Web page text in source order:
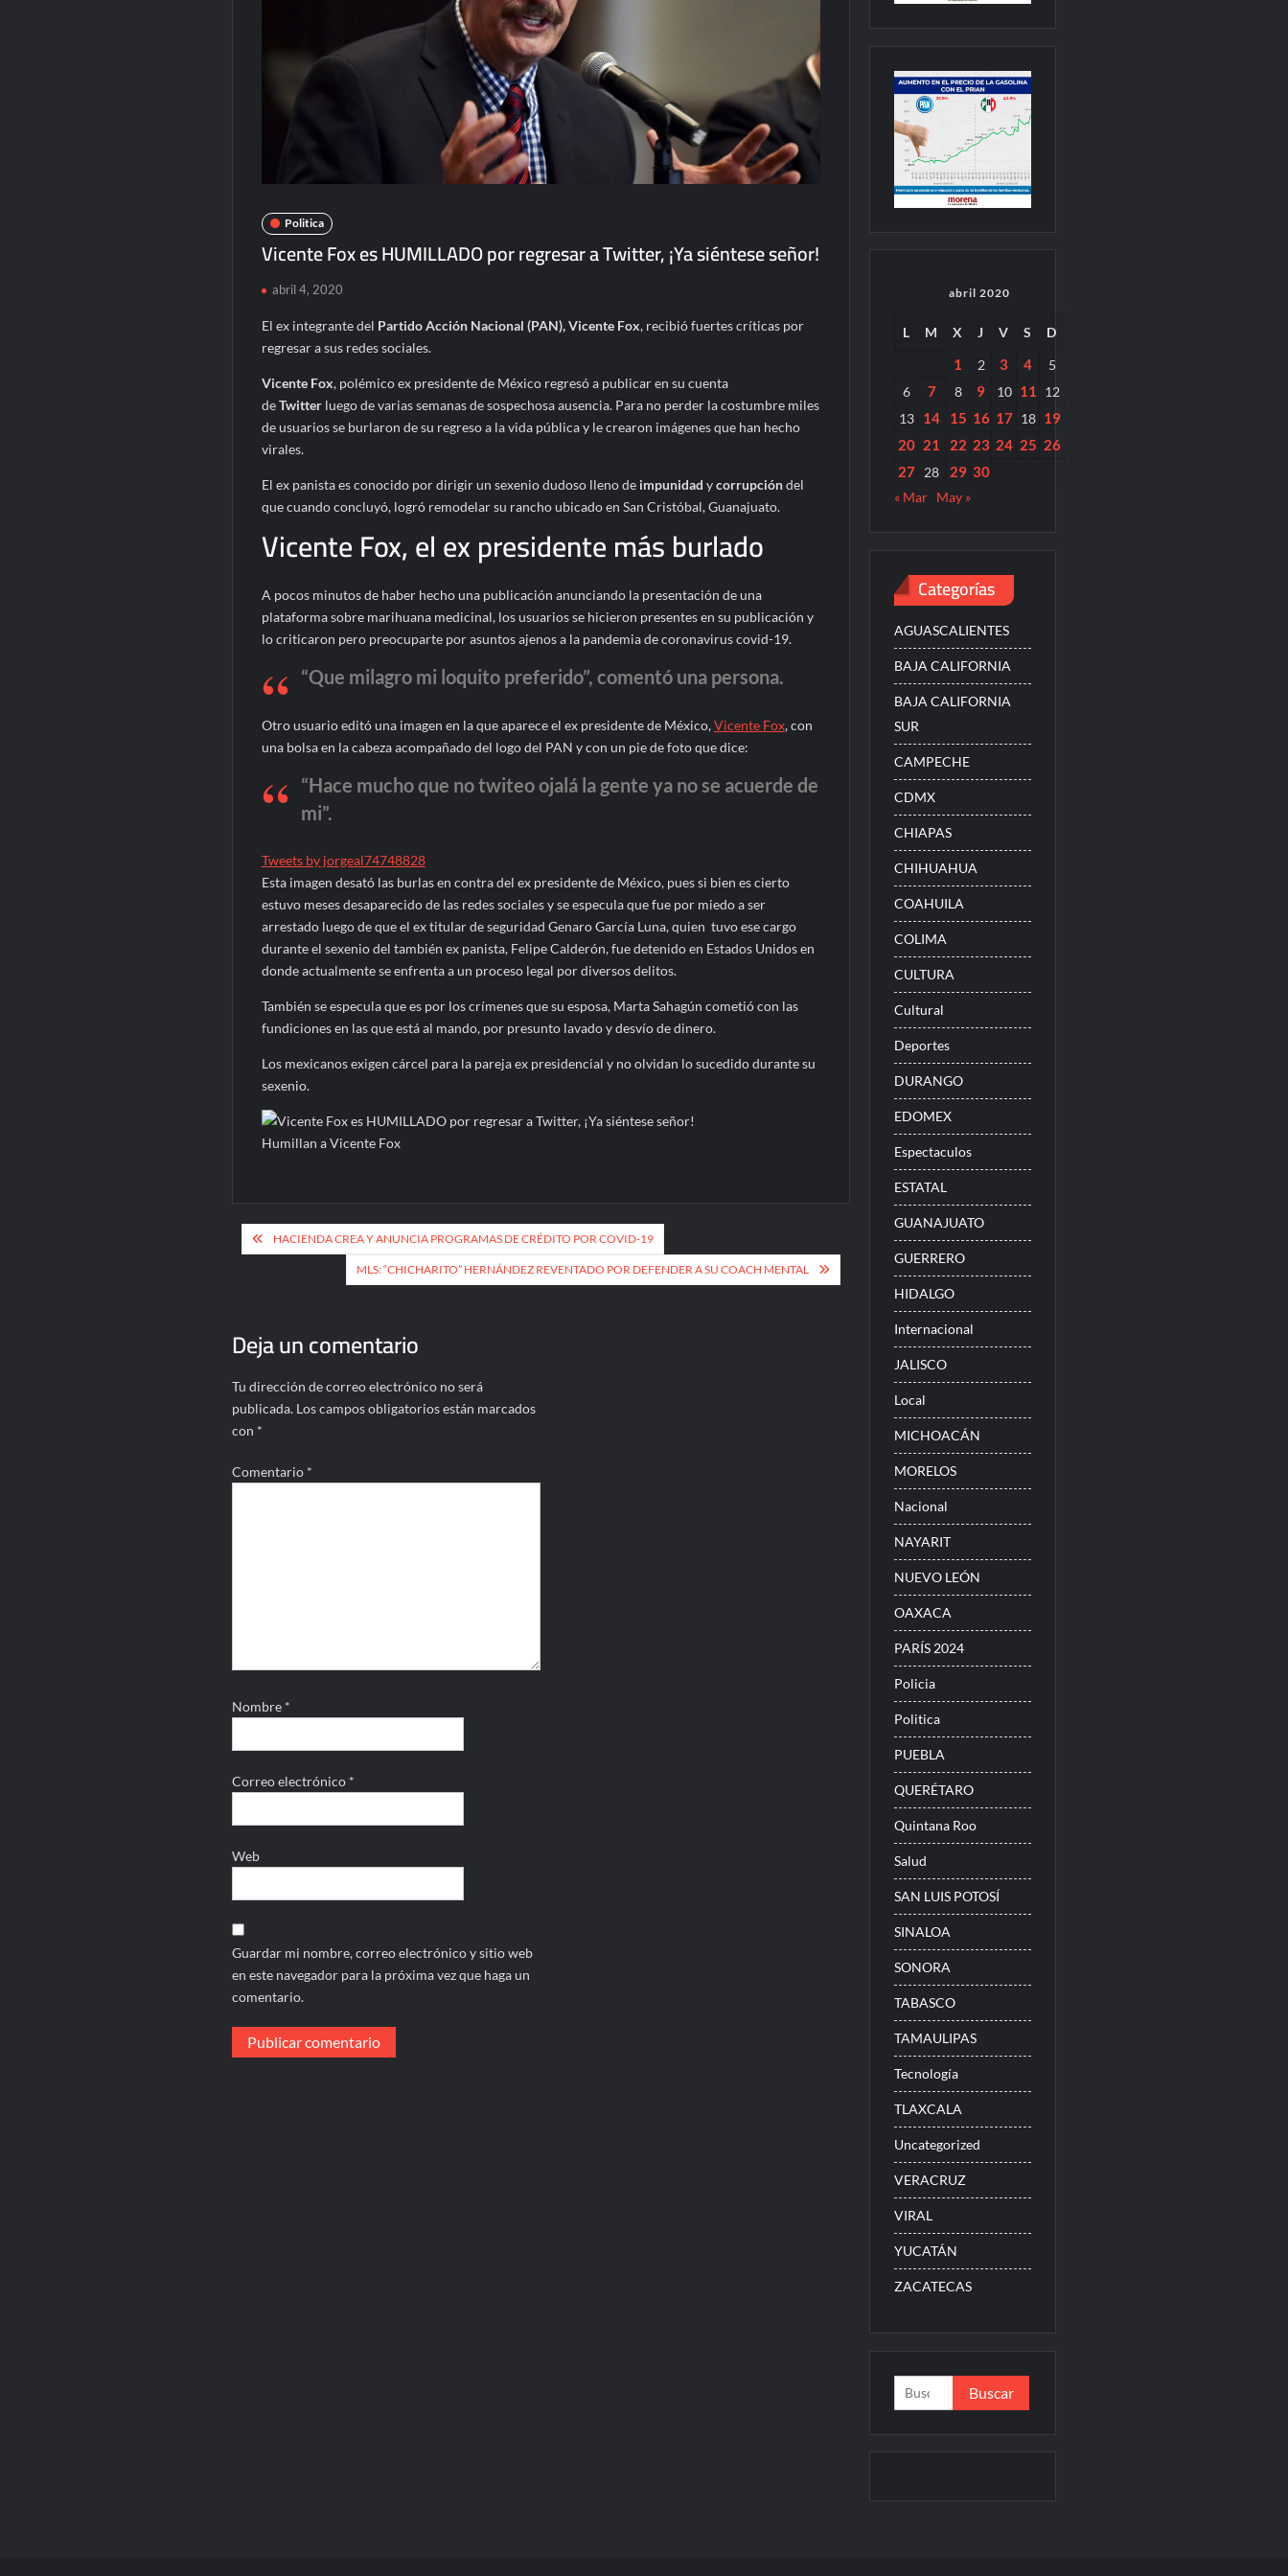
Politica
Vicente Fox es HUMILLADO por regresar a Twitter, ¡Ya siéntese señor!
abril 4, 2020
El ex integrante del Partido Acción Nacional (PAN), Vicente Fox, recibió fuertes críticas por
regresar a sus redes sociales.
Vicente Fox, polémico ex presidente de México regresó a publicar en su cuenta
deTwitter luego de varias semanas de sospechosa ausencia. Para no perder la costumbre miles
de usuarios se burlaron de su regreso a la vida pública y le crearon imágenes que han hecho
virales.
El ex panista es conocido por dirigir un sexenio dudoso lleno deimpunidad ycorrupcióndel
que cuando concluyó, logró remodelar su rancho ubicado en San Cristóbal, Guanajuato.
Vicente Fox, el ex presidente más burlado
A pocos minutos de haber hecho una publicación anunciando la presentación de una
plataforma sobre marihuana medicinal, los usuarios se hicieron presentes en su publicación y
lo criticaron pero preocuparte por asuntos ajenos a la pandemia de coronavirus covid-19.
“Que milagro mi loquito preferido”, comentó una persona.
Otro usuario editó una imagen en la que aparece el ex presidente de México,Vicente Fox, con
una bolsa en la cabeza acompañado del logo del PAN y con un pie de foto que dice:
“Hace mucho que no twiteo ojalá la gente ya no se acuerde de
mi”.
Tweets by jorgeal74748828
Esta imagen desató las burlas en contra del ex presidente de México, pues si bien es cierto
estuvo meses desaparecido de las redes sociales y se especula que fue por miedo a ser
arrestado luego de que el ex titular de seguridad Genaro García Luna, quien tuvo ese cargo
durante el sexenio del también ex panista, Felipe Calderón, fue detenido en Estados Unidos en
donde actualmente se enfrenta a un proceso legal por diversos delitos.
También se especula que es por los crímenes que su esposa, Marta Sahagún cometió con las
fundiciones en las que está al mando, por presunto lavado y desvío de dinero.
Los mexicanos exigen cárcel para la pareja ex presidencial y no olvidan lo sucedido durante su
sexenio.
Humillan a Vicente Fox
Navegación
de
HACIENDA CREA Y ANUNCIA PROGRAMAS DE CRÉDITO POR COVID-19
MLS: “CHICHARITO” HERNÁNDEZ REVENTADO POR DEFENDER A SU COACH MENTAL
Deja un comentario
Tu dirección de correo electrónico no será
publicada. Los campos obligatorios están marcados
con *
Comentario *
Nombre *
Correo electrónico *
Web
Guardar mi nombre, correo electrónico y sitio web
en este navegador para la próxima vez que haga un
comentario.
abril 2020
L M X J V S D
1 2 3 4
5
6
7 8 9 10 11 12
13
14 15 16 17 18 19
20 21 22 23 24 25 26
27
28 29 30
« Mar May »
Categorías
AGUASCALIENTES
BAJA CALIFORNIA
BAJA CALIFORNIA
SUR
CAMPECHE
CDMX
CHIAPAS
CHIHUAHUA
COAHUILA
COLIMA
CULTURA
Cultural
Deportes
DURANGO
EDOMEX
Espectaculos
ESTATAL
GUANAJUATO
GUERRERO
HIDALGO
Internacional
JALISCO
Local
MICHOACÁN
MORELOS
Nacional
NAYARIT
NUEVO LEÓN
OAXACA
PARÍS 2024
Policia
Politica
PUEBLA
QUERÉTARO
Quintana Roo
Salud
SAN LUIS POTOSÍ
SINALOA
SONORA
TABASCO
TAMAULIPAS
Tecnología
TLAXCALA
Uncategorized
VERACRUZ
VIRAL
YUCATÁN
ZACATECAS
Buscar: